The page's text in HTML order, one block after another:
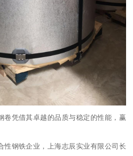
卷凭借其卓越的品质与稳定的性能，赢
性钢铁企业，上海志辰实业有限公司长